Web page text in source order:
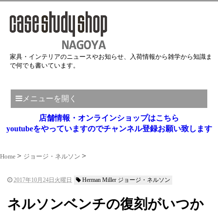
家具・インテリアのニュースやお知らせ、入荷情報から雑学から知識ま
で何でも書いています。
メニューを開く
店舗情報・オンラインショップはこちら
youtubeをやっていますのでチャンネル登録お願い致します
Home ジョージ・ネルソン
2017年10月24日火曜日 Herman Miller ジョージ・ネルソン
ネルソンベンチの復刻がいつか